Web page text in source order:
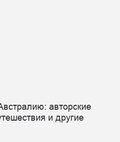
авторские
и другие